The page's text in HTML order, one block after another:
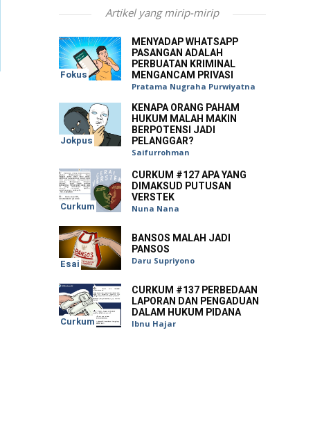
Artikel yang mirip-mirip
Fokus
MENYADAP WHATSAPP
PASANGAN ADALAH
PERBUATAN KRIMINAL
MENGANCAM PRIVASI
Pratama Nugraha Purwiyatna
Jokpus
KENAPA ORANG PAHAM
HUKUM MALAH MAKIN
BERPOTENSI JADI
PELANGGAR?
Saifurrohman
Curkum
CURKUM #127 APA YANG
DIMAKSUD PUTUSAN
VERSTEK
Nuna Nana
Esai
BANSOS MALAH JADI
PANSOS
Daru Supriyono
Curkum
CURKUM #137 PERBEDAAN
LAPORAN DAN PENGADUAN
DALAM HUKUM PIDANA
Ibnu Hajar